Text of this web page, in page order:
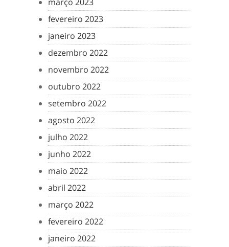
fevereiro 2023
janeiro 2023
dezembro 2022
novembro 2022
outubro 2022
setembro 2022
agosto 2022
julho 2022
junho 2022
maio 2022
abril 2022
março 2022
fevereiro 2022
janeiro 2022